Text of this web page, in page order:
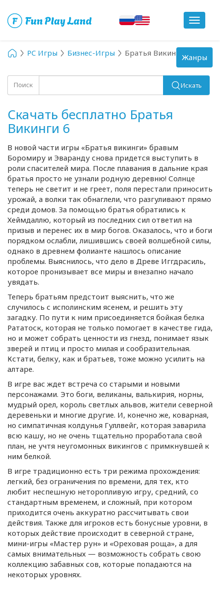
Toggle
PC Игры Бизнес-Игры Братья Викинги 6
Поиск Искать
Скачать бесплатно Братья
Викинги 6
В новой части игры «Братья викинги» бравым
Боромиру и Эваранду снова придется выступить в
роли спасителей мира. После плавания в дальние края
братья просто не узнали родную деревню! Солнце
теперь не светит и не греет, поля перестали приносить
урожай, а волки так обнаглели, что разгуливают прямо
среди домов. За помощью братья обратились к
Хеймдаллю, который из последних сил ответил на
призыв и перенес их в мир богов. Оказалось, что и боги
порядком ослабли, лишившись своей волшебной силы,
однако в древнем фолианте нашлось описание
проблемы. Выяснилось, что дело в Древе Иггдрасиль,
которое пронизывает все миры и внезапно начало
увядать.
Теперь братьям предстоит выяснить, что же
случилось с исполинским ясенем, и решить эту
загадку. По пути к ним присоединяется бойкая белка
Рататоск, которая не только помогает в качестве гида,
но и может собрать ценности из гнезд, понимает язык
зверей и птиц и просто милая и сообразительная.
Кстати, белку, как и братьев, тоже можно усилить на
алтаре.
В игре вас ждет встреча со старыми и новыми
персонажами. Это боги, великаны, валькирия, норны,
мудрый орел, король светлых альвов, жители северной
деревеньки и многие другие. И, конечно же, коварная,
но симпатичная колдунья Гуллвейг, которая заварила
всю кашу, но не очень тщательно проработала свой
план, не учтя неугомонных викингов с примкнувшей к
ним белкой.
В игре традиционно есть три режима прохождения:
легкий, без ограничения по времени, для тех, кто
любит неспешную неторопливую игру, средний, со
стандартным временем, и сложный, при котором
приходится очень аккуратно рассчитывать свои
действия. Также для игроков есть бонусные уровни, в
которых действие происходит в северной стране,
мини-игры «Мастер рун» и «Ореховая роща», а для
самых внимательных — возможность собрать свою
коллекцию забавных сов, которые попадаются на
некоторых уровнях.
Toggle
navigation
Жанры